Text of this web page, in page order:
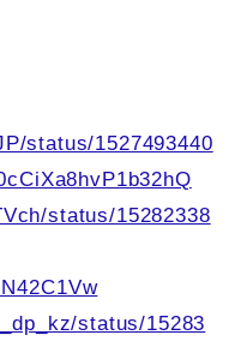
status/1527493440
status/15282338
status/15283